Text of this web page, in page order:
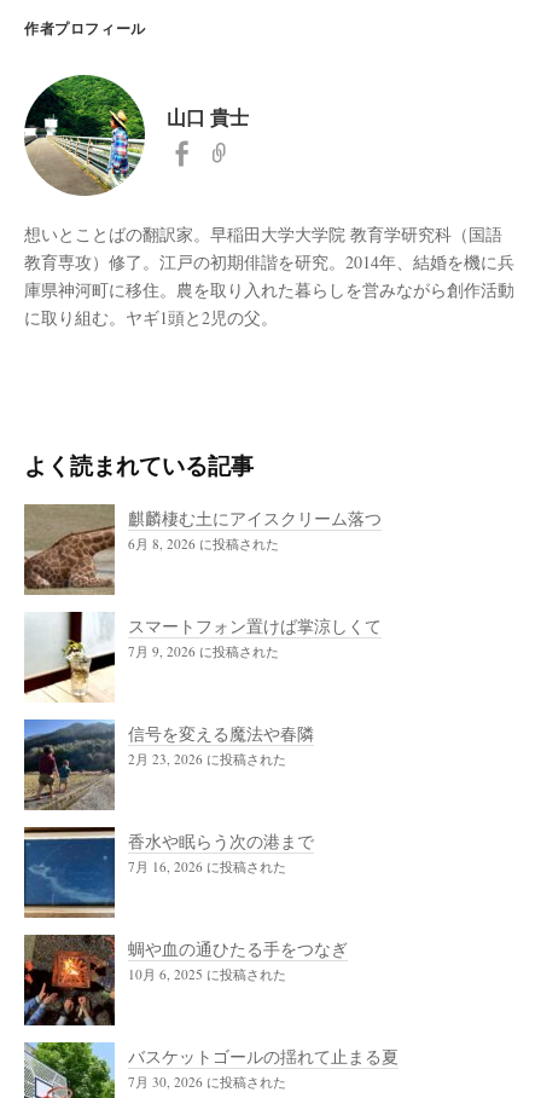
作者プロフィール
山口 貴士
想いとことばの翻訳家。早稲田大学大学院 教育学研究科（国語
教育専攻）修了。江戸の初期俳諧を研究。2014年、結婚を機に兵
庫県神河町に移住。農を取り入れた暮らしを営みながら創作活動
に取り組む。ヤギ1頭と2児の父。
よく読まれている記事
麒麟棲む土にアイスクリーム落つ
6月 8, 2026 に投稿された
スマートフォン置けば掌涼しくて
7月 9, 2026 に投稿された
信号を変える魔法や春隣
2月 23, 2026 に投稿された
香水や眠らう次の港まで
7月 16, 2026 に投稿された
蜩や血の通ひたる手をつなぎ
10月 6, 2025 に投稿された
バスケットゴールの揺れて止まる夏
7月 30, 2026 に投稿された